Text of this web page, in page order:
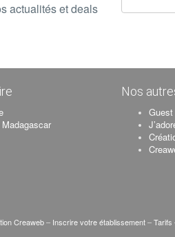
actualités et deals
Nos
Creaweb– Inscrire votre établissement–Tarifs